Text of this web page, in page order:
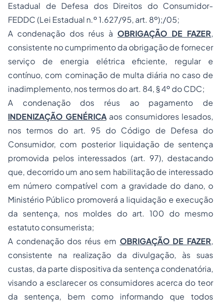
Estadual de Defesa dos Direitos do Consumidor-
FEDDC (Lei Estadual n.º 1.627/95, art. 8º);/05;
A condenação dos réus à OBRIGAÇÃO DE FAZER,
consistente no cumprimento da obrigação de fornecer
serviço de energia elétrica eficiente, regular e
contínuo, com cominação de multa diária no caso de
inadimplemento, nos termos do art. 84, § 4º do CDC;
A condenação dos réus ao pagamento de
INDENIZAÇÃO GENÉRICAaos consumidores lesados,
nos termos do art. 95 do Código de Defesa do
Consumidor, com posterior liquidação de sentença
promovida pelos interessados (art. 97), destacando
que, decorrido um ano sem habilitação de interessado
em número compatível com a gravidade do dano, o
Ministério Público promoverá a liquidação e execução
da sentença, nos moldes do art. 100 do mesmo
estatuto consumerista;
A condenação dos réus em OBRIGAÇÃO DE FAZER,
consistente na realização da divulgação, às suas
custas, da parte dispositiva da sentença condenatória,
visando a esclarecer os consumidores acerca do teor
da sentença, bem como informando que todos